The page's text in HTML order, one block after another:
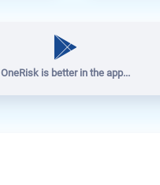
OneRisk is better in the app...